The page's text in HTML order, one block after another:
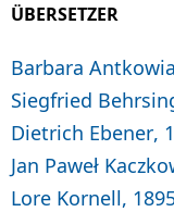
ÜBERSETZER
Barbara
Siegfried
Dietrich Ebener,
Jan Paweł
Lore Kornell,